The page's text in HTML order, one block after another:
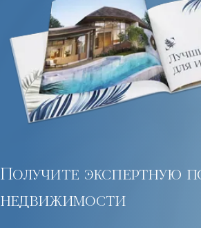
Получите экспертную
недвижимости